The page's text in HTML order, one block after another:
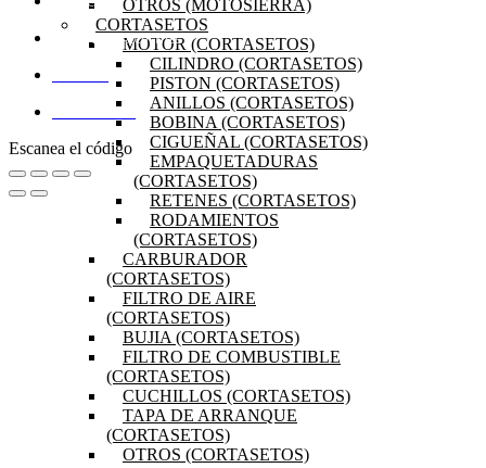
OTROS (MOTOSIERRA)
CORTASETOS
MOTOR (CORTASETOS)
CILINDRO (CORTASETOS)
PISTON (CORTASETOS)
ANILLOS (CORTASETOS)
BOBINA (CORTASETOS)
CIGUEÑAL (CORTASETOS)
EMPAQUETADURAS
(CORTASETOS)
RETENES (CORTASETOS)
RODAMIENTOS
(CORTASETOS)
CARBURADOR
(CORTASETOS)
FILTRO DE AIRE
(CORTASETOS)
BUJIA (CORTASETOS)
FILTRO DE COMBUSTIBLE
(CORTASETOS)
CUCHILLOS (CORTASETOS)
TAPA DE ARRANQUE
(CORTASETOS)
OTROS (CORTASETOS)
PREGUNTAS FRECUENTES
Escanea el código